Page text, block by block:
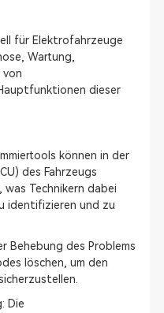
für Elektrofahrzeuge
Wartung,
von
dieser
können in der
des Fahrzeugs
was Technikern dabei
identifizieren und zu
Behebung des Problems
löschen, um den
Die